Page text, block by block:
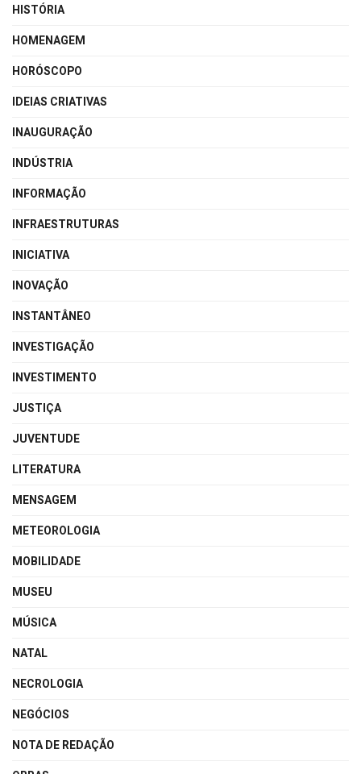
HISTÓRIA
HOMENAGEM
HORÓSCOPO
IDEIAS CRIATIVAS
INAUGURAÇÃO
INDÚSTRIA
INFORMAÇÃO
INFRAESTRUTURAS
INICIATIVA
INOVAÇÃO
INSTANTÂNEO
INVESTIGAÇÃO
INVESTIMENTO
JUSTIÇA
JUVENTUDE
LITERATURA
MENSAGEM
METEOROLOGIA
MOBILIDADE
MUSEU
MÚSICA
NATAL
NECROLOGIA
NEGÓCIOS
NOTA DE REDAÇÃO